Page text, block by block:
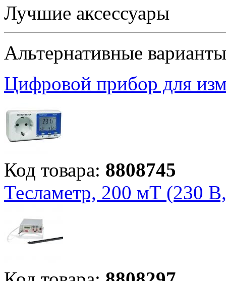
Лучшие аксессуары
Альтернативные варианты
Цифровой прибор для
Код товара: 8808745
Тесламетр, 200 мТ (230